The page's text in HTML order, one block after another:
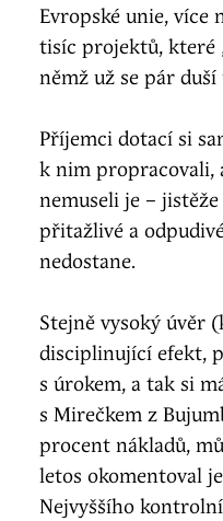
Evropské unie, více
tisíc projektů, které
němž už se pár duší
Příjemci dotací si
k nim propracovali,
nemuseli je –
přitažlivé a
nedostane.
Stejně vysoký úvěr
disciplinující efekt,
s úrokem, a tak si
s Mirečkem z
procent nákladů,
letos okomentoval
Nejvyššího